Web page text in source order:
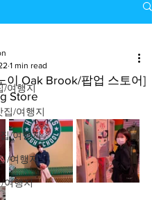
/여행지
집/여행지
/여행지
/여행지
여행지
이 Oak Brook/팝업 스토어]
Store
1 min read